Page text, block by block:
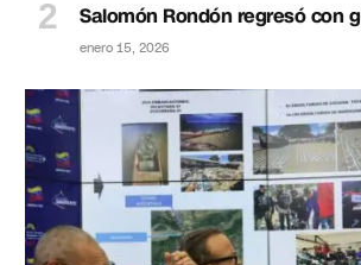
Salomón Rondón regresó con
enero 15, 2026